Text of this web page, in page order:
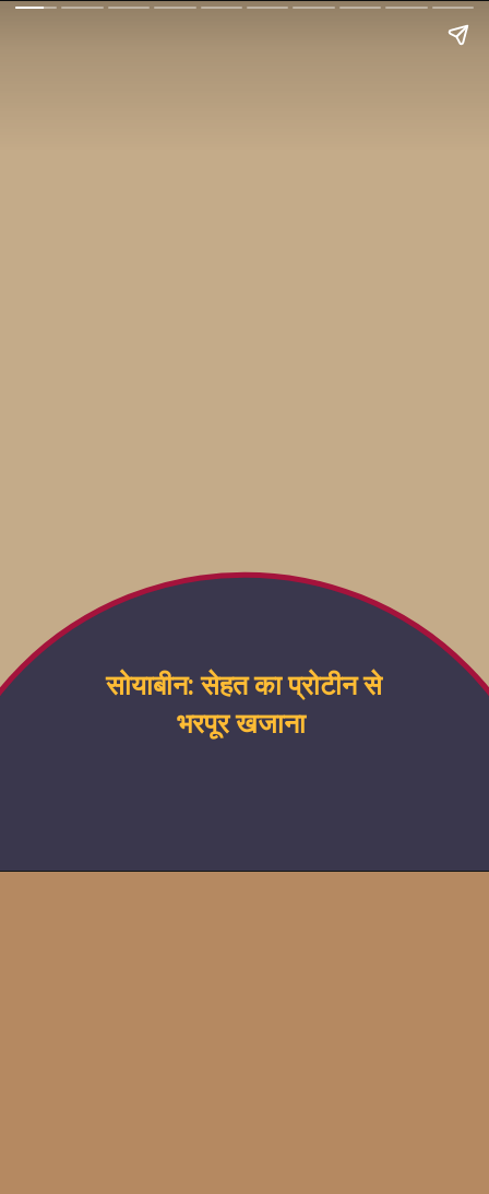
सोयाबीन: सेहत का प्रोटीन से
भरपूर खजाना